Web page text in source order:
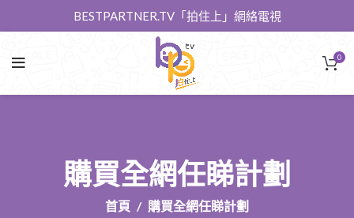
BESTPARTNER.TV「拍住上」網絡電視
0
購買全網任睇計劃
首頁 購買全網任睇計劃